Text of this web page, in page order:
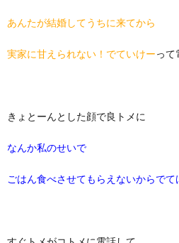
あんたが結婚してうちに来てから
実家に甘えられない！でていけーって
きょとーんとした顔で良トメに
なんか私のせいで
ごはん食べさせてもらえないからでて